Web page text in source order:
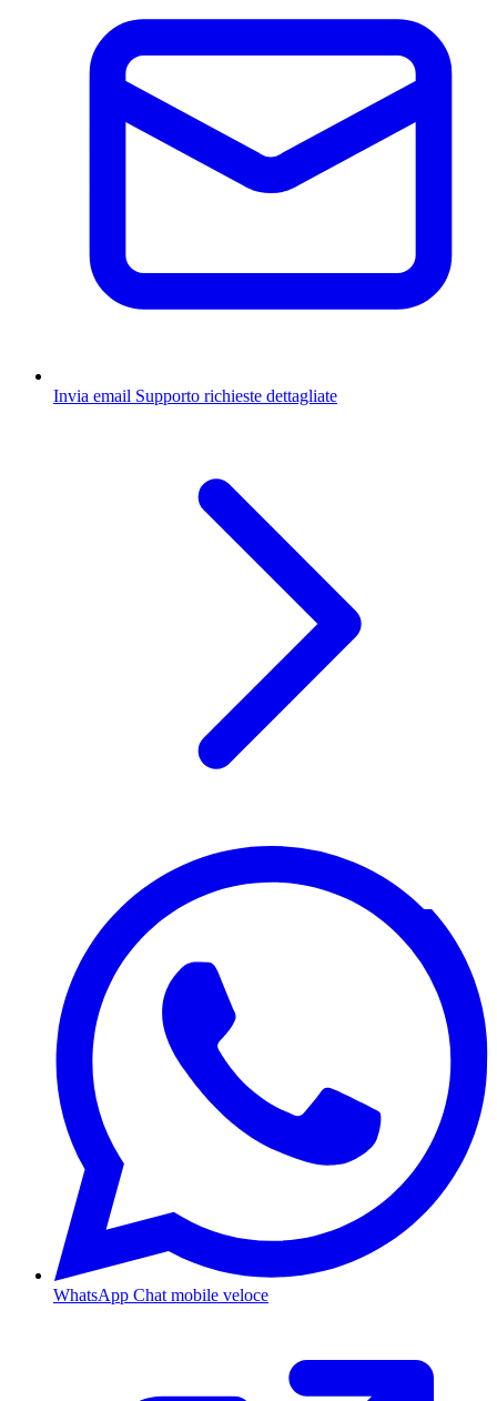
Invia email Supporto richieste dettagliate
WhatsApp Chat mobile veloce